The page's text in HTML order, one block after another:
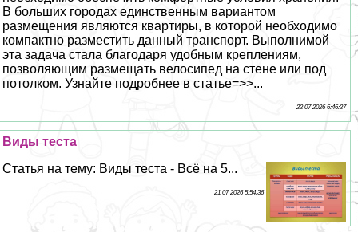
В больших городах единственным вариантом
размещения являются квартиры, в которой необходимо
компактно разместить данный трaнcпорт. Выполнимой
эта задача стала благодаря удобным креплениям,
позволяющим размещать велосипед на стене или под
потолком. Узнайте подробнее в статье=>>...
22 07 2026 6:46:27
Виды теста
Статья на тему: Виды теста - Всё на 5...
21 07 2026 5:54:36